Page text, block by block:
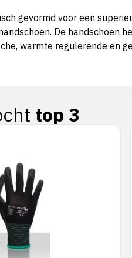
gevormd voor een
De handschoen
warmte regulerende en
top 3